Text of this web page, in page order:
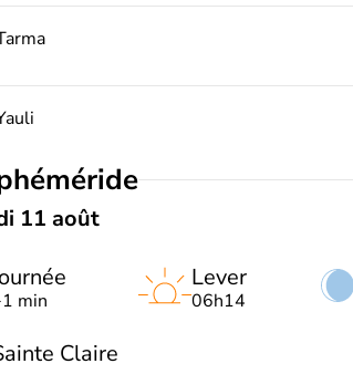
11 août
min
Lever
06h14
Claire